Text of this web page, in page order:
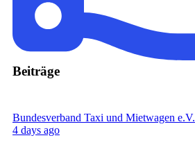
Beiträge
Bundesverband Taxi und Mietwagen e.V.
4 days ago